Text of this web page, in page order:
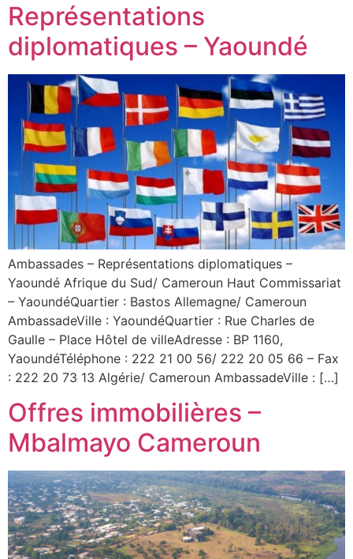
Représentations
diplomatiques – Yaoundé
Ambassades – Représentations diplomatiques –
Yaoundé Afrique du Sud/ Cameroun Haut Commissariat
– YaoundéQuartier : Bastos Allemagne/ Cameroun
AmbassadeVille : YaoundéQuartier : Rue Charles de
Gaulle – Place Hôtel de villeAdresse : BP 1160,
YaoundéTéléphone : 222 21 00 56/ 222 20 05 66 – Fax
: 222 20 73 13 Algérie/ Cameroun AmbassadeVille : […]
Offres immobilières –
Mbalmayo Cameroun